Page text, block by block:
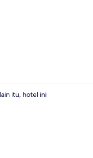
itu, hotel ini